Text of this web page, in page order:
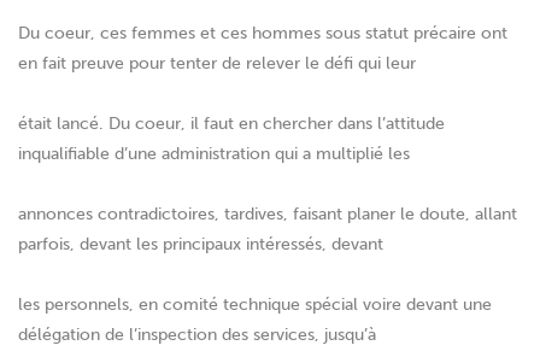
Du coeur, ces femmes et ces hommes sous statut précaire ont
en fait preuve pour tenter de relever le défi qui leur
était lancé. Du coeur, il faut en chercher dans l’attitude
inqualifiable d’une administration qui a multiplié les
annonces contradictoires, tardives, faisant planer le doute, allant
parfois, devant les principaux intéressés, devant
les personnels, en comité technique spécial voire devant une
délégation de l’inspection des services, jusqu’à